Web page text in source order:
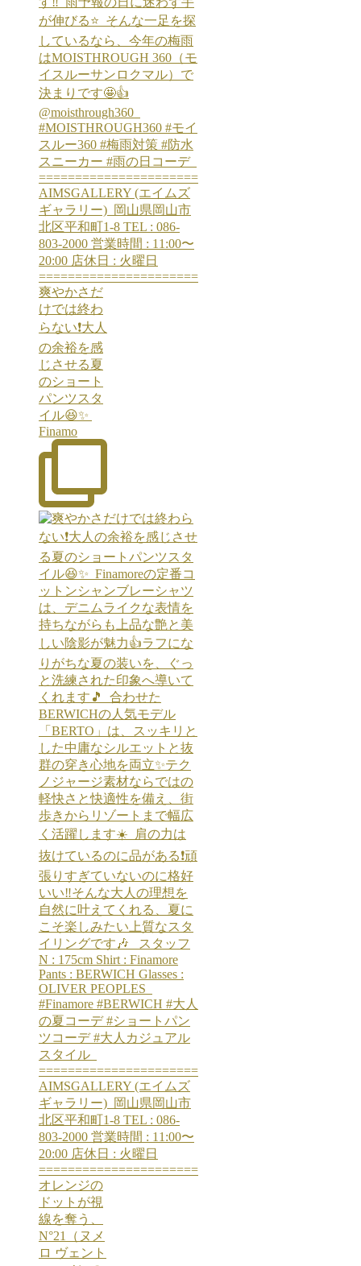
爽やかさだ
けでは終わ
らない❗️大人
の余裕を感
じさせる夏
のショート
パンツスタ
イル😆✨ ⁡
Finamo
オレンジの
ドットが視
線を奪う、
N°21（ヌメ
ロ ヴェント